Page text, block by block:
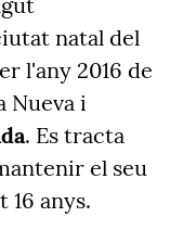
natal del
l'any 2016 de
Nueva i
. Es tracta
el seu
anys.